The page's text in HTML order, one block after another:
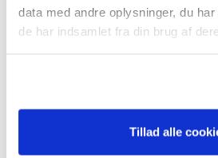
data med andre oplysninger, du
de har indsamlet fra din brug af
Tillad alle
- Klargøring
- Mulighed for garanti
Alle priser plus moms.